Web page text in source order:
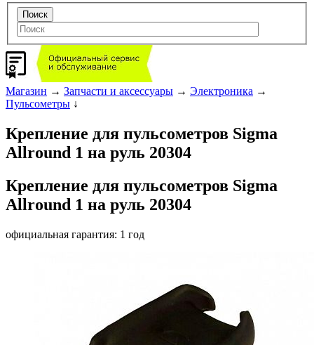
Магазин → Запчасти и аксессуары → Электроника →
Пульсометры ↓
Крепление для пульсометров Sigma
Allround 1 на руль 20304
Крепление для пульсометров Sigma
Allround 1 на руль 20304
официальная гарантия: 1 год